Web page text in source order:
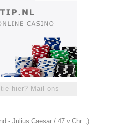
hier? Mail ons
- Julius Caesar / 47 v.Chr. ;)